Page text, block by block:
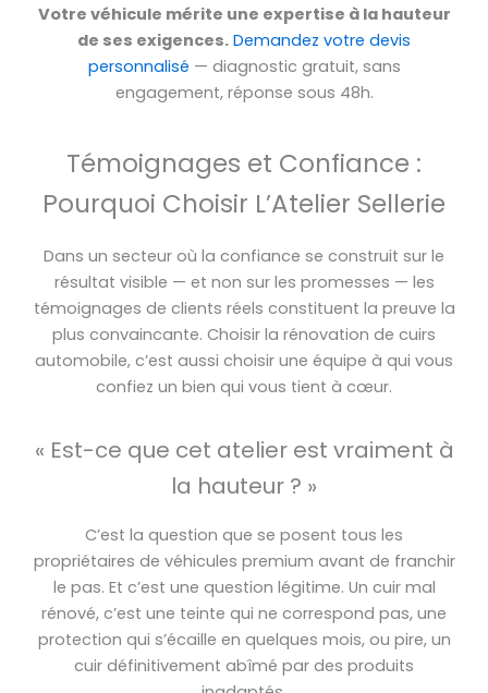
Votre véhicule mérite une expertise à la hauteur
de ses exigences. Demandez votre devis
personnalisé — diagnostic gratuit, sans
engagement, réponse sous 48h.
Témoignages et Confiance :
Pourquoi Choisir L’Atelier Sellerie
Dans un secteur où la confiance se construit sur le
résultat visible — et non sur les promesses — les
témoignages de clients réels constituent la preuve la
plus convaincante. Choisir la rénovation de cuirs
automobile, c’est aussi choisir une équipe à qui vous
confiez un bien qui vous tient à cœur.
« Est-ce que cet atelier est vraiment à
la hauteur ? »
C’est la question que se posent tous les
propriétaires de véhicules premium avant de franchir
le pas. Et c’est une question légitime. Un cuir mal
rénové, c’est une teinte qui ne correspond pas, une
protection qui s’écaille en quelques mois, ou pire, un
cuir définitivement abîmé par des produits